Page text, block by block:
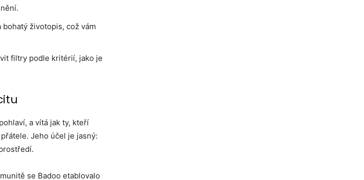
životopis, což vám
filtry podle kritérií, jako je
a vítá jak ty, kteří
Jeho účel je jasný:
se Badoo etablovalo